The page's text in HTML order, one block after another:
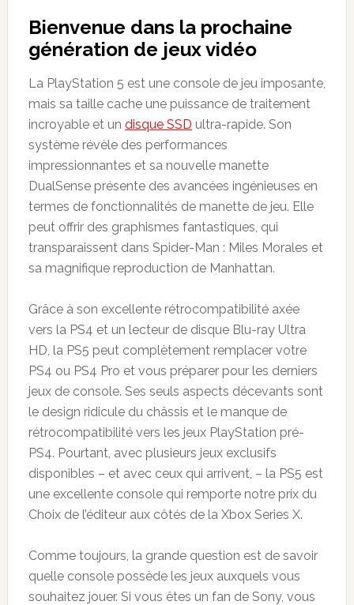
Bienvenue dans la prochaine
génération de jeux vidéo
La PlayStation 5 est une console de jeu imposante,
mais sa taille cache une puissance de traitement
incroyable et un disque SSD ultra-rapide. Son
système révèle des performances
impressionnantes et sa nouvelle manette
DualSense présente des avancées ingénieuses en
termes de fonctionnalités de manette de jeu. Elle
peut offrir des graphismes fantastiques, qui
transparaissent dans Spider-Man : Miles Morales et
sa magnifique reproduction de Manhattan.
Grâce à son excellente rétrocompatibilité axée
vers la PS4 et un lecteur de disque Blu-ray Ultra
HD, la PS5 peut complètement remplacer votre
PS4 ou PS4 Pro et vous préparer pour les derniers
jeux de console. Ses seuls aspects décevants sont
le design ridicule du châssis et le manque de
rétrocompatibilité vers les jeux PlayStation pré-
PS4. Pourtant, avec plusieurs jeux exclusifs
disponibles – et avec ceux qui arrivent, – la PS5 est
une excellente console qui remporte notre prix du
Choix de l’éditeur aux côtés de la Xbox Series X.
Comme toujours, la grande question est de savoir
quelle console possède les jeux auxquels vous
souhaitez jouer. Si vous êtes un fan de Sony, vous